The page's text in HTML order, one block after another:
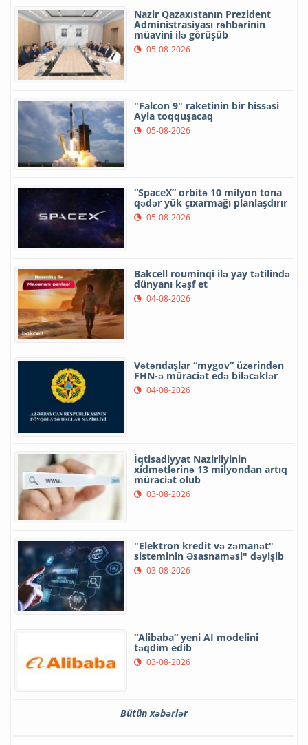
Nazir Qazaxıstanın Prezident
Administrasiyası rəhbərinin
müavini ilə görüşüb
05-08-2026
"Falcon 9" raketinin bir hissəsi
Ayla toqquşacaq
05-08-2026
“SpaceX” orbitə 10 milyon tona
qədər yük çıxarmağı planlaşdırır
05-08-2026
Bakcell rouminqi ilə yay tətilində
dünyanı kəşf et
04-08-2026
Vətəndaşlar “mygov” üzərindən
FHN-ə müraciət edə biləcəklər
04-08-2026
İqtisadiyyat Nazirliyinin
xidmətlərinə 13 milyondan artıq
müraciət olub
03-08-2026
"Elektron kredit və zəmanət"
sisteminin Əsasnaməsi" dəyişib
03-08-2026
“Alibaba” yeni AI modelini
təqdim edib
03-08-2026
Bütün xəbərlər